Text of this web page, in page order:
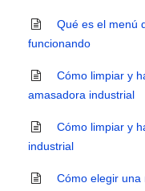
Qué es el menú
funcionando
Cómo limpiar y
amasadora industrial
Cómo limpiar y
industrial
Cómo elegir